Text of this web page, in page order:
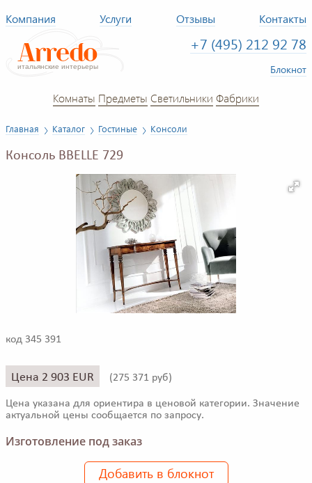
Компания Услуги Отзывы Контакты
+7 (495) 212 92 78
Блокнот
Комнаты Предметы Светильники Фабрики
Главная Каталог Гостиные Консоли
Консоль BBELLE 729
код 345 391
Цена 2 903 EUR (275 371 руб)
Цена указана для ориентира в ценовой категории. Значение
актуальной цены сообщается по запросу.
Изготовление под заказ
Добавить в блокнот